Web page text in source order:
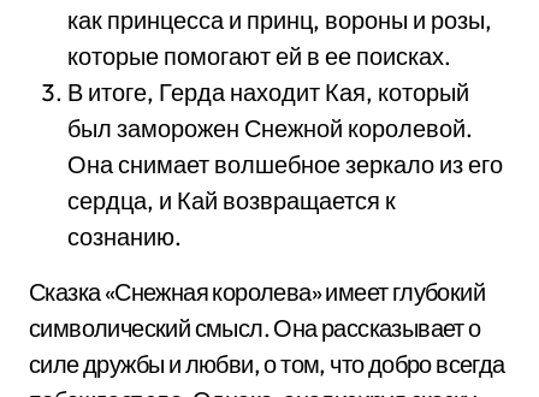
как принцесса и принц, вороны и розы,
которые помогают ей в ее поисках.
В итоге, Герда находит Кая, который
был заморожен Снежной королевой.
Она снимает волшебное зеркало из его
сердца, и Кай возвращается к
сознанию.
Сказка «Снежная королева» имеет глубокий
символический смысл. Она рассказывает о
силе дружбы и любви, о том, что добро всегда